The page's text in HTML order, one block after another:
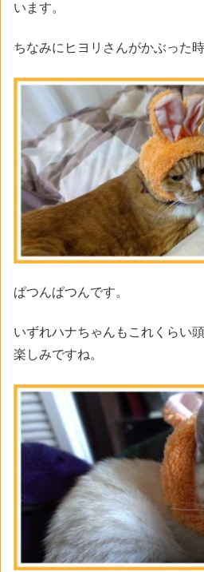
います。
ちなみにヒヨリさんがかぶった時
ぱつんぱつんです。
いずれハナちゃんもこれくらい
楽しみですね。